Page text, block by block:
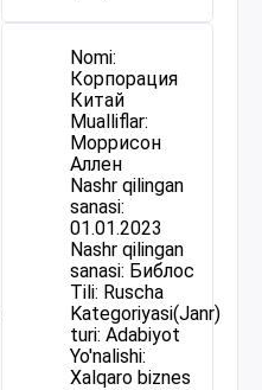
Nomi:
Корпорация
Китай
Mualliflar:
Моррисон
Аллен
Nashr qilingan
sanasi:
01.01.2023
Nashr qilingan
sanasi: Библос
Tili: Ruscha
Kategoriyasi(Janr)
turi: Adabiyot
Yo'nalishi:
Xalqaro biznes